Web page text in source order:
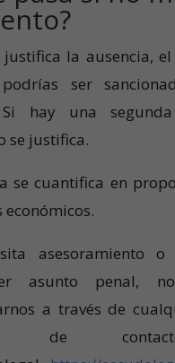
justifica la ausencia,
ser
hay una
se justifica.
se cuantifica en
económicos.
asesoramiento o
asunto penal,
a través de
de